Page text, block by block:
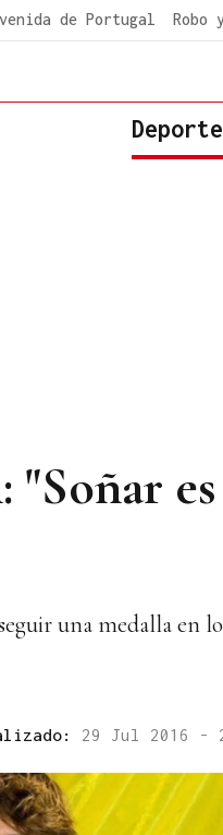
de Portugal Robo
"Soñar
una medalla en
29 Jul 2016 -